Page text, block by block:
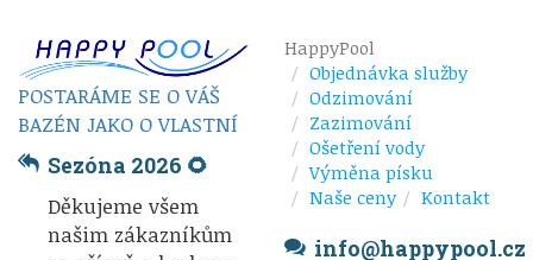
POSTARÁME SE O VÁŠ
BAZÉN JAKO O VLASTNÍ
Sezóna 2026 🌻
Děkujeme všem
našim zákazníkům
HappyPool
Objednávka služby
Odzimování
Zazimování
Ošetření vody
Výměna písku
Naše ceny
Kontakt
info@happypool.cz